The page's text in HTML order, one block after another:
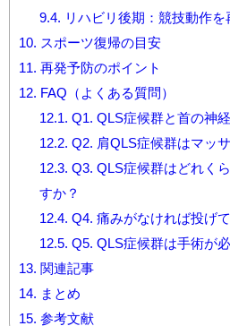
9.4.
リハビリ後期：競技動作を
10.
スポーツ復帰の目安
11.
再発予防のポイント
12.
FAQ（よくある質問）
12.1.
Q1. QLS症候群と首の神
12.2. Q2. 肩QLS症候群はマッ
12.3. Q3. QLS症候群はどれく
すか？
12.4. Q4. 痛みがなければ投げ
12.5. Q5. QLS症候群は手術が
13. 関連記事
14.
まとめ
15. 参考文献